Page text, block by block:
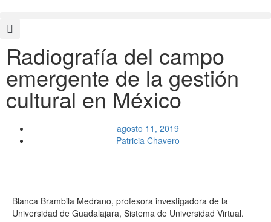
Radiografía del campo
emergente de la gestión
cultural en México
agosto 11, 2019
Patricia Chavero
Blanca Brambila Medrano, profesora investigadora de la
Universidad de Guadalajara, Sistema de Universidad Virtual.